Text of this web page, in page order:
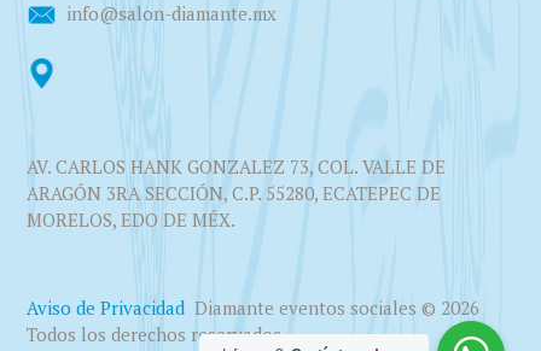
info@salon-diamante.mx
AV. CARLOS HANK GONZALEZ 73, COL. VALLE DE
ARAGÓN 3RA SECCIÓN, C.P. 55280, ECATEPEC DE
MORELOS, EDO DE MÉX.
Aviso de PrivacidadDiamante eventos sociales © 2026
Todos los derechos reservados.